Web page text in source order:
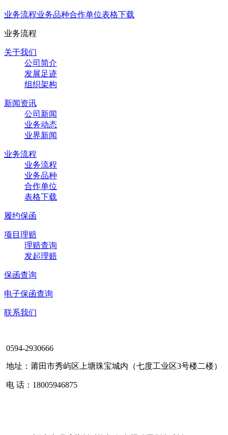
业务流程业务品种合作单位表格下载
业务流程
关于我们
公司简介
发展足迹
组织架构
新闻资讯
公司新闻
业务动态
业界新闻
业务流程
业务流程
业务品种
合作单位
表格下载
履约保函
项目理赔
理赔查询
发起理赔
保函查询
电子保函查询
联系我们
0594-2930666
地址：莆田市秀屿区上塘珠宝城内（七度工业区3号楼二楼）
电 话：18005946875